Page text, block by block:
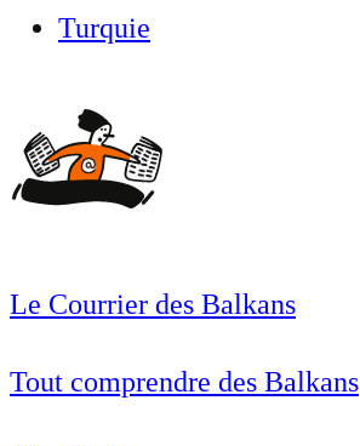
Turquie
Le Courrier des Balkans
Tout comprendre des Balkans